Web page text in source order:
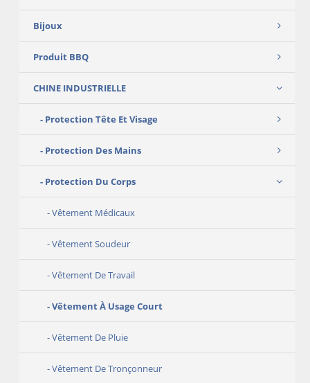
Bijoux
Produit BBQ
CHINE INDUSTRIELLE
Protection Tête Et Visage
Protection Des Mains
Protection Du Corps
Vêtement Médicaux
Vêtement Soudeur
Vêtement De Travail
Vêtement À Usage Court
Vêtement De Pluie
Vêtement De Tronçonneur